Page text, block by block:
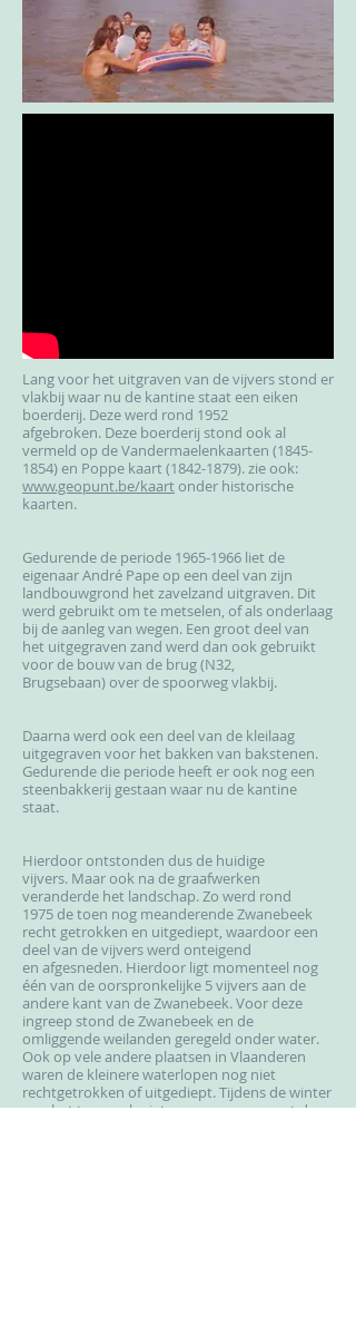
Lang voor het uitgraven van de vijvers stond er
vlakbij waar nu de kantine staat een eiken
boerderij. Deze werd rond 1952
afgebroken. Deze boerderij stond ook al
vermeld op de Vandermaelenkaarten (1845-
1854) en Poppe kaart(1842-1879). zie ook:
www.geopunt.be/kaart onder historische
kaarten.
Gedurende de periode 1965-1966 liet de
eigenaar André Pape op een deel van zijn
landbouwgrond het zavelzand uitgraven. Dit
werd gebruikt om te metselen, of als onderlaag
bij de aanleg van wegen. Een groot deel van
het uitgegraven zand werd dan ook gebruikt
voor de bouw van de brug (N32,
Brugsebaan) over de spoorweg vlakbij.
Daarna werd ook een deel van de kleilaag
uitgegraven voor het bakken van bakstenen.
Gedurende die periode heeft er ook nog een
steenbakkerij gestaan waar nu de kantine
staat.
Hierdoor ontstonden dus de huidige
vijvers. Maar ook na de graafwerken
veranderde het landschap. Zo werd rond
1975 de toen nog meanderende Zwanebeek
recht getrokken en uitgediept, waardoor een
deel van de vijvers werd onteigend
en afgesneden. Hierdoor ligt momenteel nog
één van de oorspronkelijke 5 vijvers aan de
andere kant van de Zwanebeek. Voor deze
ingreep stond de Zwanebeek en de
omliggende weilanden geregeld onder water.
Ook op vele andere plaatsen in Vlaanderen
waren de kleinere waterlopen nog niet
rechtgetrokken of uitgediept. Tijdens de winter
was het toen ook niet ongewoon om met de